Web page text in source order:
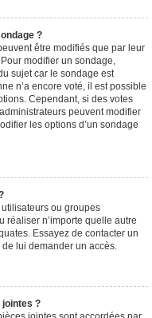
?
être modifiés que par leur
modifier un sondage,
sujet car le sondage est
n’a encore voté, il est possible
Cependant, si des votes
peuvent modifier
les options d’un sondage
ou groupes
réaliser n’importe quelle autre
Essayez de contacter un
lui demander un accès.
jointes ?